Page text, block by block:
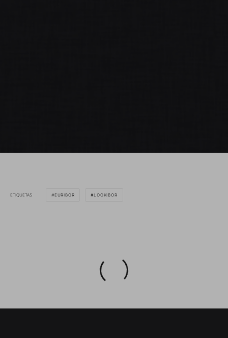
ETIQUETAS EURIBOR LOOKIBOR